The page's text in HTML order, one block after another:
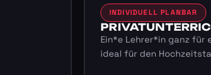
INDIVIDUELL PLANBAR
Ein*e Lehrer*in ganz für
ideal für den